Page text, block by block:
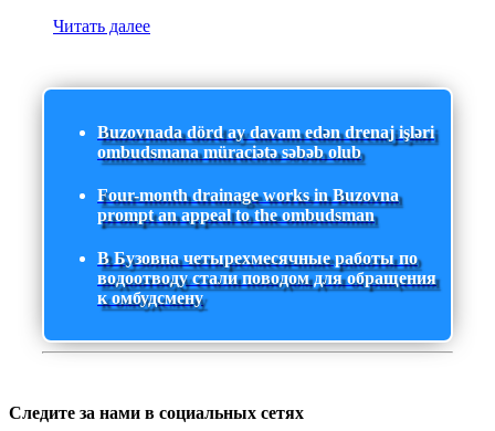
Читать далее
Buzovnada dörd ay davam edən drenaj işləri
ombudsmana müraciətə səbəb olub
Four-month drainage works in Buzovna
prompt an appeal to the ombudsman
В Бузовна четырехмесячные работы по
водоотводу стали поводом для обращения
к омбудсмену
Следите за нами в социальных сетях